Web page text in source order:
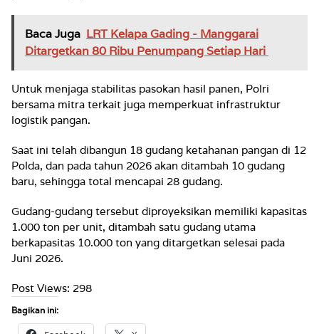
Baca Juga LRT Kelapa Gading - Manggarai
Ditargetkan 80 Ribu Penumpang Setiap Hari
Untuk menjaga stabilitas pasokan hasil panen, Polri
bersama mitra terkait juga memperkuat infrastruktur
logistik pangan.
Saat ini telah dibangun 18 gudang ketahanan pangan di 12
Polda, dan pada tahun 2026 akan ditambah 10 gudang
baru, sehingga total mencapai 28 gudang.
Gudang-gudang tersebut diproyeksikan memiliki kapasitas
1.000 ton per unit, ditambah satu gudang utama
berkapasitas 10.000 ton yang ditargetkan selesai pada
Juni 2026.
Post Views: 298
Bagikan ini: